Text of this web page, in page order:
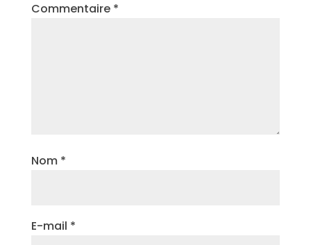
Commentaire *
Nom *
E-mail *